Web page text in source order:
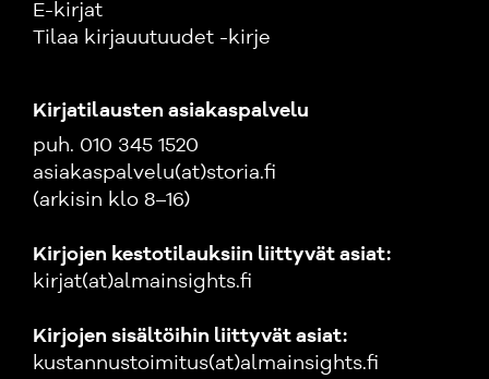
E-kirjat
Tilaa kirjauutuudet -kirje
Kirjatilausten asiakaspalvelu
puh. 010 345 1520
asiakaspalvelu(at)storia.fi
(arkisin klo 8–16)
Kirjojen kestotilauksiin liittyvät asiat:
kirjat(at)almainsights.fi
Kirjojen sisältöihin liittyvät asiat:
kustannustoimitus(at)almainsights.fi